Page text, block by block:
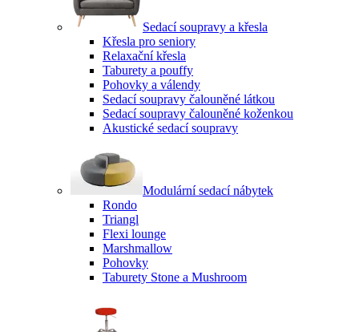
Sedací soupravy a křesla
Křesla pro seniory
Relaxační křesla
Taburety a pouffy
Pohovky a válendy
Sedací soupravy čalouněné látkou
Sedací soupravy čalouněné koženkou
Akustické sedací soupravy
Modulární sedací nábytek
Rondo
Triangl
Flexi lounge
Marshmallow
Pohovky
Taburety Stone a Mushroom